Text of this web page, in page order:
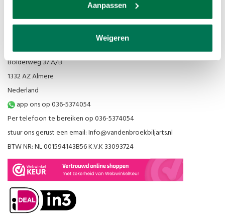
Aanpassen
Weigeren
Van den Broek Biljarts staat voor kwaliteit, vakmanschap en service.
Van den Broek Biljarts
Bolderweg 37 A/B
1332 AZ Almere
Nederland
app ons op 036-5374054
Per telefoon te bereiken op 036-5374054
stuur ons gerust een email:Info@vandenbroekbiljarts.nl
BTW NR: NL 001594143B56 K.V.K 33093724